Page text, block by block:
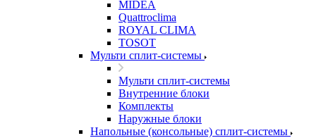
MIDEA
Quattroclima
ROYAL CLIMA
TOSOT
Мульти сплит-системы
Мульти сплит-системы
Внутренние блоки
Комплекты
Наружные блоки
Напольные (консольные) сплит-системы